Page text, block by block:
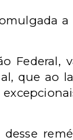
a
Federal,
que ao